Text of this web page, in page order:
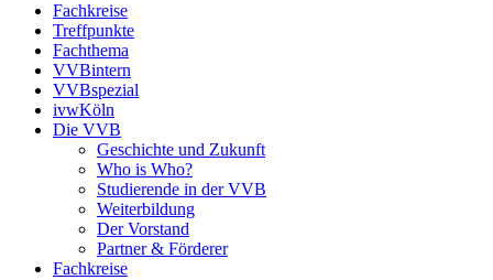
Fachkreise
Treffpunkte
Fachthema
VVBintern
VVBspezial
ivwKöln
Die VVB
Geschichte und Zukunft
Who is Who?
Studierende in der VVB
Weiterbildung
Der Vorstand
Partner & Förderer
Fachkreise